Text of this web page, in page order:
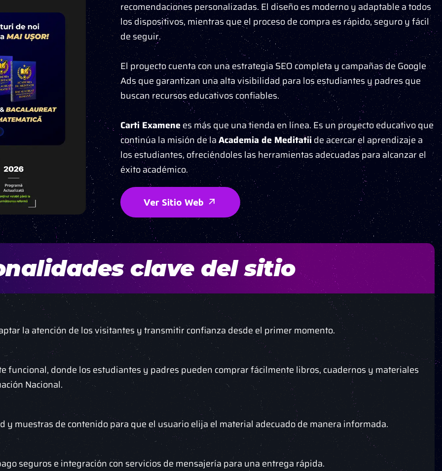
recomendaciones personalizadas. El diseño es moderno y adaptable a todos
los dispositivos, mientras que el proceso de compra es rápido, seguro y fácil
de seguir.
El proyecto cuenta con una estrategia SEO completa y campañas de Google
Ads que garantizan una alta visibilidad para los estudiantes y padres que
buscan recursos educativos confiables.
Carti Examenees más que una tienda en línea. Es un proyecto educativo que
continúa la misión de laAcademia de Meditatii de acercar el aprendizaje a
los estudiantes, ofreciéndoles las herramientas adecuadas para alcanzar el
éxito académico.
Ver Sitio Web
clave del sitio
la atención de los visitantes y transmitir confianza desde el primer momento.
funcional, donde los estudiantes y padres pueden comprar fácilmente libros, cuadernos y materiales
Nacional.
y muestras de contenido para que el usuario elija el material adecuado de manera informada.
seguros e integración con servicios de mensajería para una entrega rápida.